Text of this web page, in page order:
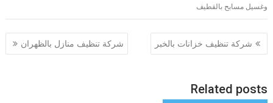
وغسيل مسابح بالقطيف
تصفّح
المقالات
شركة تنظيف خزانات بالخبر شركة تنظيف منازل بالظهران
Related posts